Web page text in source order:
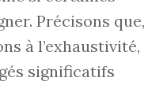
Précisons que,
à l’exhaustivité,
significatifs